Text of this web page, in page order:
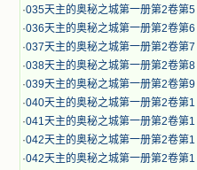
·035天主的奥秘之城第一册第2卷第5
·036天主的奥秘之城第一册第2卷第6
·037天主的奥秘之城第一册第2卷第7
·038天主的奥秘之城第一册第2卷第8
·039天主的奥秘之城第一册第2卷第9
·040天主的奥秘之城第一册第2卷第1
·041天主的奥秘之城第一册第2卷第1
·042天主的奥秘之城第一册第2卷第1
·042天主的奥秘之城第一册第2卷第1